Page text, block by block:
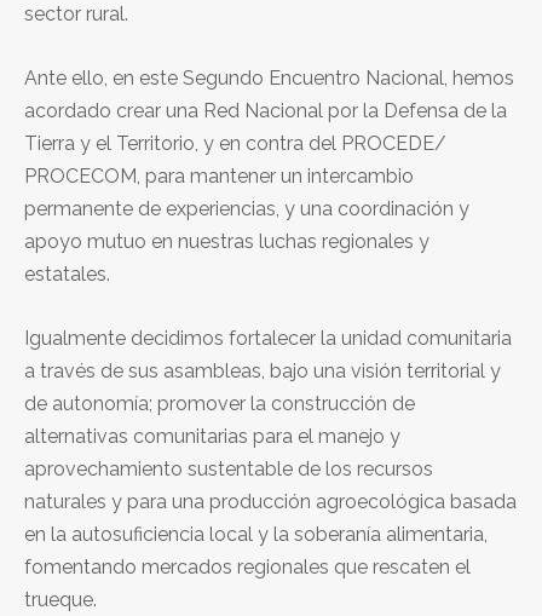
sector rural.
Ante ello, en este Segundo Encuentro Nacional, hemos
acordado crear una Red Nacional por la Defensa de la
Tierra y el Territorio, y en contra del PROCEDE/
PROCECOM, para mantener un intercambio
permanente de experiencias, y una coordinación y
apoyo mutuo en nuestras luchas regionales y
estatales.
Igualmente decidimos fortalecer la unidad comunitaria
a través de sus asambleas, bajo una visión territorial y
de autonomía; promover la construcción de
alternativas comunitarias para el manejo y
aprovechamiento sustentable de los recursos
naturales y para una producción agroecológica basada
en la autosuficiencia local y la soberanía alimentaria,
fomentando mercados regionales que rescaten el
trueque.